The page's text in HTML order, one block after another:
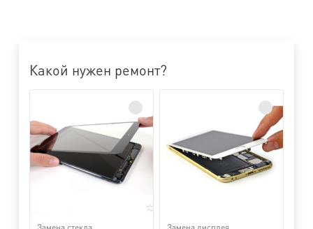
Какой нужен ремонт?